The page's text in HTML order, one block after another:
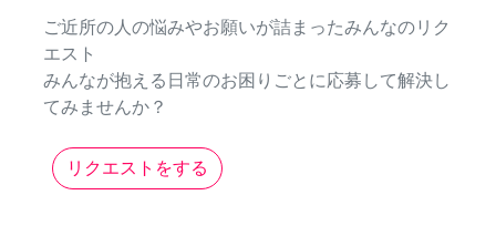
ご近所の人の悩みやお願いが詰まったみんなのリク
エスト
みんなが抱える日常のお困りごとに応募して解決し
てみませんか？
リクエストをする